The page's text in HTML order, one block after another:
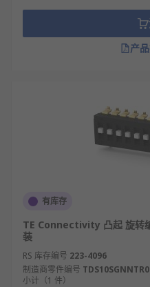
采用单刀双掷（SPDT
结构，通断状态直接
向。
进而改变设备的功能
触点采用金属材质（
的导电稳定性，减少
或特定编码的参数设
机械结构设计有定位
稳定保持在通或断的
DIP 开关和拨码开
产
有库存
TE Connectivity 凸起 旋转
装
RS 库存编号 223-4096
制造商零件编号
小计（1 件）